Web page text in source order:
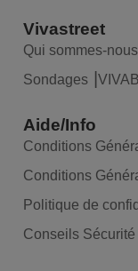
Vivastreet
Qui sommes-
Sondages
Aide/Info
Conditions
Conditions
Politique de
Conseils Sécurité